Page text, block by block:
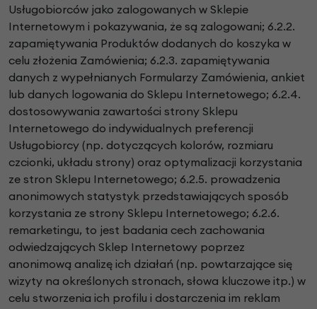
Usługobiorców jako zalogowanych w Sklepie
Internetowym i pokazywania, że są zalogowani; 6.2.2.
zapamiętywania Produktów dodanych do koszyka w
celu złożenia Zamówienia; 6.2.3. zapamiętywania
danych z wypełnianych Formularzy Zamówienia, ankiet
lub danych logowania do Sklepu Internetowego; 6.2.4.
dostosowywania zawartości strony Sklepu
Internetowego do indywidualnych preferencji
Usługobiorcy (np. dotyczących kolorów, rozmiaru
czcionki, układu strony) oraz optymalizacji korzystania
ze stron Sklepu Internetowego; 6.2.5. prowadzenia
anonimowych statystyk przedstawiających sposób
korzystania ze strony Sklepu Internetowego; 6.2.6.
remarketingu, to jest badania cech zachowania
odwiedzających Sklep Internetowy poprzez
anonimową analizę ich działań (np. powtarzające się
wizyty na określonych stronach, słowa kluczowe itp.) w
celu stworzenia ich profilu i dostarczenia im reklam